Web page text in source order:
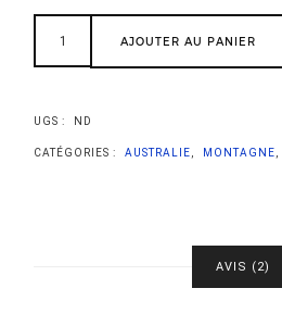
AJOUTER AU PANIER
UGS : ND
CATÉGORIES : AUSTRALIE, MONTAGNE,
AVIS (2)